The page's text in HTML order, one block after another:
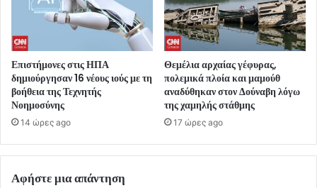
Επιστήμονες στις ΗΠΑ
δημιούργησαν 16 νέους ιούς με τη
βοήθεια της Τεχνητής
Νοημοσύνης
14 ώρες ago
Θεμέλια αρχαίας γέφυρας,
πολεμικά πλοία και μαμούθ
αναδύθηκαν στον Δούναβη λόγω
της χαμηλής στάθμης
17 ώρες ago
Αφήστε μια απάντηση